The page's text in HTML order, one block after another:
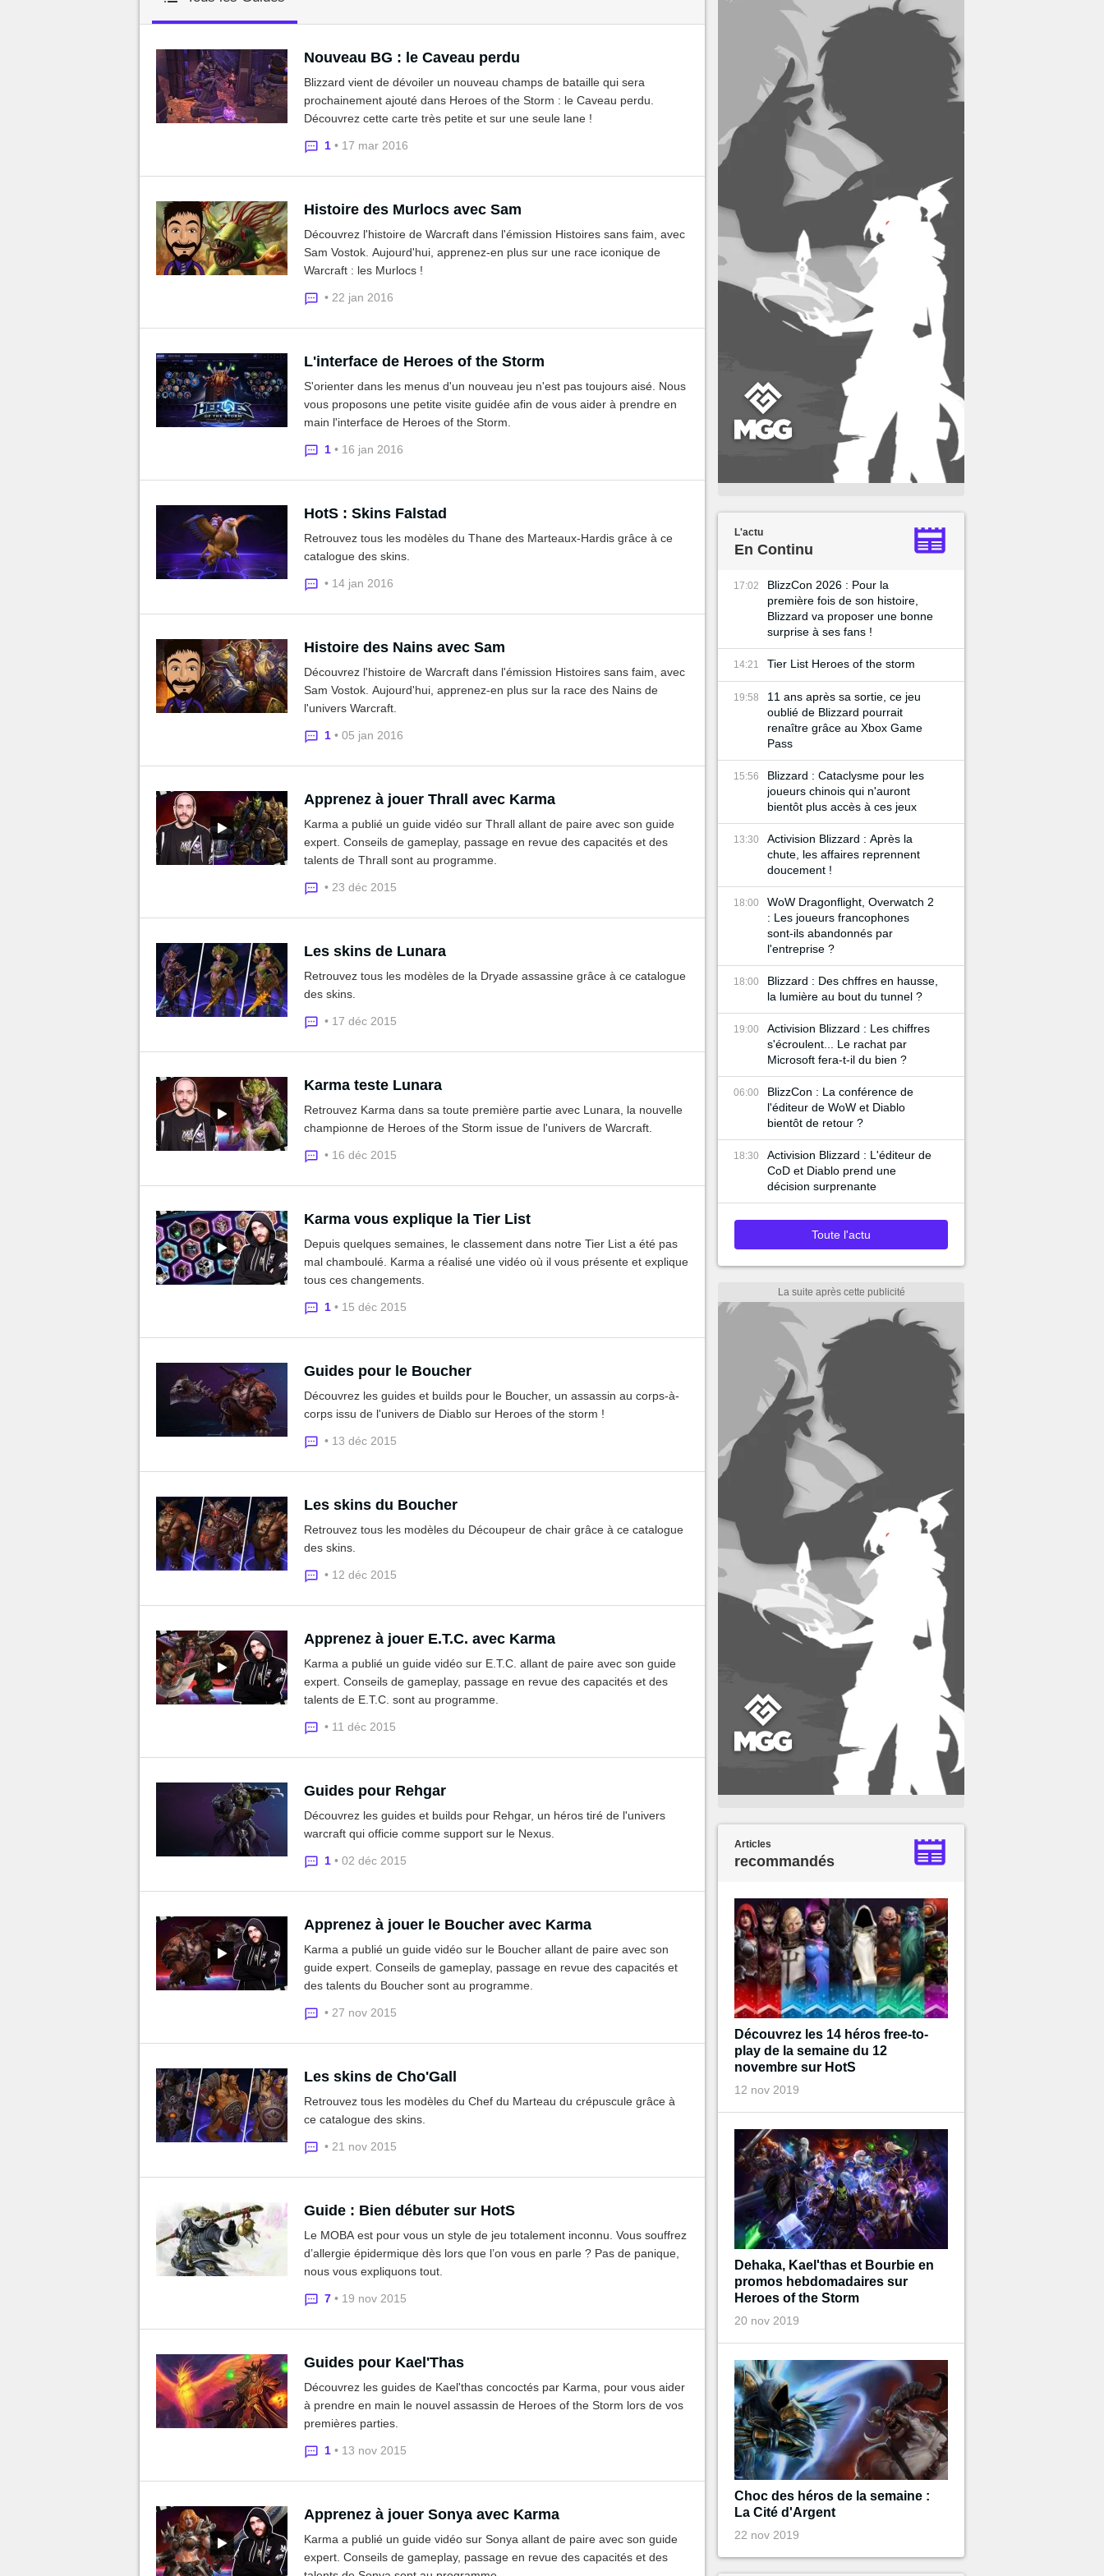
MGG
Nouveau BG : le Caveau perdu
Blizzard vient de dévoiler un nouveau champs de bataille qui sera
prochainement ajouté dans Heroes of the Storm : le Caveau perdu.
Découvrez cette carte très petite et sur une seule lane !
1 • 17 mar 2016
Histoire des Murlocs avec Sam
Découvrez l'histoire de Warcraft dans l'émission Histoires sans faim, avec
Sam Vostok. Aujourd'hui, apprenez-en plus sur une race iconique de
Warcraft : les Murlocs !
• 22 jan 2016
L'interface de Heroes of the Storm
S'orienter dans les menus d'un nouveau jeu n'est pas toujours aisé. Nous
vous proposons une petite visite guidée afin de vous aider à prendre en
main l'interface de Heroes of the Storm.
1 • 16 jan 2016
HotS : Skins Falstad
Retrouvez tous les modèles du Thane des Marteaux-Hardis grâce à ce
catalogue des skins.
• 14 jan 2016
Histoire des Nains avec Sam
Découvrez l'histoire de Warcraft dans l'émission Histoires sans faim, avec
Sam Vostok. Aujourd'hui, apprenez-en plus sur la race des Nains de
l'univers Warcraft.
1 • 05 jan 2016
Apprenez à jouer Thrall avec Karma
Karma a publié un guide vidéo sur Thrall allant de paire avec son guide
expert. Conseils de gameplay, passage en revue des capacités et des
talents de Thrall sont au programme.
• 23 déc 2015
Les skins de Lunara
Retrouvez tous les modèles de la Dryade assassine grâce à ce catalogue
des skins.
• 17 déc 2015
Karma teste Lunara
Retrouvez Karma dans sa toute première partie avec Lunara, la nouvelle
championne de Heroes of the Storm issue de l'univers de Warcraft.
• 16 déc 2015
Karma vous explique la Tier List
Depuis quelques semaines, le classement dans notre Tier List a été pas
mal chamboulé. Karma a réalisé une vidéo où il vous présente et explique
tous ces changements.
1 • 15 déc 2015
Guides pour le Boucher
Découvrez les guides et builds pour le Boucher, un assassin au corps-à-
corps issu de l'univers de Diablo sur Heroes of the storm !
• 13 déc 2015
Les skins du Boucher
Retrouvez tous les modèles du Découpeur de chair grâce à ce catalogue
des skins.
• 12 déc 2015
Apprenez à jouer E.T.C. avec Karma
Karma a publié un guide vidéo sur E.T.C. allant de paire avec son guide
expert. Conseils de gameplay, passage en revue des capacités et des
talents de E.T.C. sont au programme.
• 11 déc 2015
Guides pour Rehgar
Découvrez les guides et builds pour Rehgar, un héros tiré de l'univers
warcraft qui officie comme support sur le Nexus.
1 • 02 déc 2015
Apprenez à jouer le Boucher avec Karma
Karma a publié un guide vidéo sur le Boucher allant de paire avec son
guide expert. Conseils de gameplay, passage en revue des capacités et
des talents du Boucher sont au programme.
• 27 nov 2015
Les skins de Cho'Gall
Retrouvez tous les modèles du Chef du Marteau du crépuscule grâce à
ce catalogue des skins.
• 21 nov 2015
Guide : Bien débuter sur HotS
Le MOBA est pour vous un style de jeu totalement inconnu. Vous souffrez
d’allergie épidermique dès lors que l’on vous en parle ? Pas de panique,
nous vous expliquons tout.
7 • 19 nov 2015
Guides pour Kael'Thas
Découvrez les guides de Kael'thas concoctés par Karma, pour vous aider
à prendre en main le nouvel assassin de Heroes of the Storm lors de vos
premières parties.
1 • 13 nov 2015
Apprenez à jouer Sonya avec Karma
Karma a publié un guide vidéo sur Sonya allant de paire avec son guide
expert. Conseils de gameplay, passage en revue des capacités et des
L'actu
En Continu
17:02
BlizzCon 2026 : Pour la
première fois de son histoire,
Blizzard va proposer une bonne
surprise à ses fans !
14:21 Tier List Heroes of the storm
19:58
11 ans après sa sortie, ce jeu
oublié de Blizzard pourrait
renaître grâce au Xbox Game
Pass
15:56
Blizzard : Cataclysme pour les
joueurs chinois qui n'auront
bientôt plus accès à ces jeux
13:30
Activision Blizzard : Après la
chute, les affaires reprennent
doucement !
18:00
WoW Dragonflight, Overwatch 2
: Les joueurs francophones
sont-ils abandonnés par
l'entreprise ?
18:00
Blizzard : Des chffres en hausse,
la lumière au bout du tunnel ?
19:00
Activision Blizzard : Les chiffres
s'écroulent... Le rachat par
Microsoft fera-t-il du bien ?
06:00
BlizzCon : La conférence de
l'éditeur de WoW et Diablo
bientôt de retour ?
18:30
Activision Blizzard : L'éditeur de
CoD et Diablo prend une
décision surprenante
Toute l'actu
Articles
recommandés
Découvrez les 14 héros free-to-
play de la semaine du 12
novembre sur HotS
12 nov 2019
Dehaka, Kael'thas et Bourbie en
promos hebdomadaires sur
Heroes of the Storm
20 nov 2019
Choc des héros de la semaine :
La Cité d'Argent
22 nov 2019